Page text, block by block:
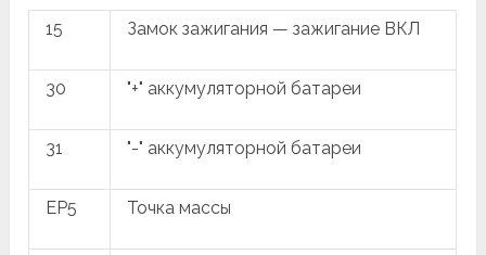
15 Замок зажигания — зажигание ВКЛ
30 "+" аккумуляторной батареи
31 "-" аккумуляторной батареи
EP5 Точка массы